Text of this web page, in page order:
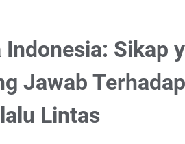
Sikap
Jawab
Lintas